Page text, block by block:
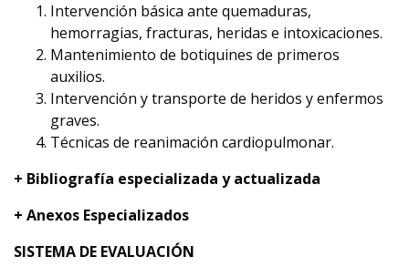
Intervención básica ante quemaduras,
hemorragias, fracturas, heridas e intoxicaciones.
Mantenimiento de botiquines de primeros
auxilios.
Intervención y transporte de heridos y enfermos
graves.
Técnicas de reanimación cardiopulmonar.
+ Bibliografía especializada y actualizada
+ Anexos Especializados
SISTEMA DE EVALUACIÓN